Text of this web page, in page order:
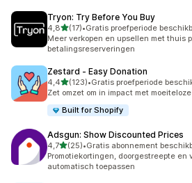
Tryon: Try Before You Buy
4,8van 5 sterren
(17)
17 recensies in totaal
•Gratis proefperiode
Meer verkopen en upsellen met thuis
betalingsreserveringen
Zestard ‑ Easy Donation
4,4van 5 sterren
(123)
123 recensies in totaal
•Gratis proefperiode
Zet omzet om in impact met
Built for Shopify
Adsgun: Show Discounted Prices
4,7van 5 sterren
(25)
25 recensies in totaal
•Gratis abonnement
Promotiekortingen, doorgestreepte en
automatisch toepassen